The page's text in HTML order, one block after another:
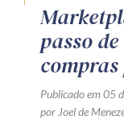
passo
Publicado em 05
por Joel de